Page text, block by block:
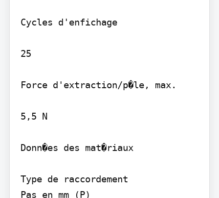
Cycles d'enfichage
25
Force d'extraction/p�le, max.
5,5 N
Donn�es des mat�riaux
Type de raccordement
Pas en mm (P)